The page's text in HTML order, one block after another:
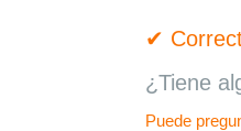
✔
¿Tiene
Puede